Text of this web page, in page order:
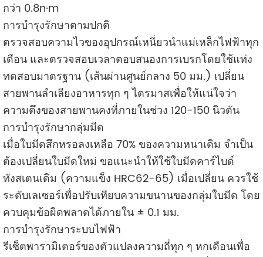
กว่า 0.8n·m
การบำรุงรักษาตามปกติ
ตรวจสอบความไวของอุปกรณ์เหนี่ยวนำแม่เหล็กไฟฟ้าทุก
เดือน และตรวจสอบเวลาตอบสนองการเบรกโดยใช้แท่ง
ทดสอบมาตรฐาน (เส้นผ่านศูนย์กลาง 50 มม.) เปลี่ยน
สายพานลำเลียงอาหารทุก ๆ ไตรมาสเพื่อให้แน่ใจว่า
ความตึงของสายพานคงที่ภายในช่วง 120-150 นิวตัน
การบำรุงรักษากลุ่มมีด
เมื่อใบมีดสึกหรอลงเหลือ 70% ของความหนาเดิม จำเป็น
ต้องเปลี่ยนใบมีดใหม่ ขอแนะนำให้ใช้ใบมีดคาร์ไบด์
ทังสเตนเดิม (ความแข็ง HRC62-65) เมื่อเปลี่ยน ควรใช้
ระดับเลเซอร์เพื่อปรับเทียบความขนานของกลุ่มใบมีด โดย
ควบคุมข้อผิดพลาดได้ภายใน ± 0.1 มม.
การบำรุงรักษาระบบไฟฟ้า
รีเซ็ตพารามิเตอร์ของตัวแปลงความถี่ทุก ๆ หกเดือนเพื่อ